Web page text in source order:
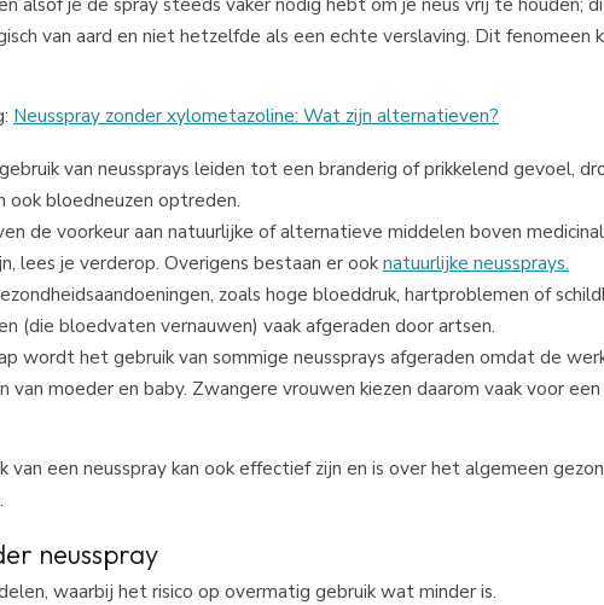
van aard en niet hetzelfde als een echte verslaving. Dit fenomeen
Neusspray zonder xylometazoline: Wat zijn alternatieven?
van neussprays leiden tot een branderig of prikkelend gevoel,
ook bloedneuzen optreden.
de voorkeur aan natuurlijke of alternatieve middelen boven
lees je verderop. Overigens bestaan er ooknatuurlijke neussprays.
zoals hoge bloeddruk, hartproblemen of
(die bloedvaten vernauwen) vaak afgeraden door artsen.
wordt het gebruik van sommige neussprays afgeraden omdat de
moeder en baby. Zwangere vrouwen kiezen daarom vaak voor
een neusspray kan ook effectief zijn en is over het algemeen
neusspray
waarbij het risico op overmatig gebruik wat minder is.